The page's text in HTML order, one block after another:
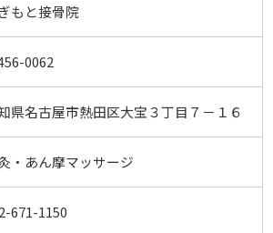
もと接骨院
0062
県名古屋市熱田区大宝３丁目７－１６
・あん摩マッサージ
671-1150